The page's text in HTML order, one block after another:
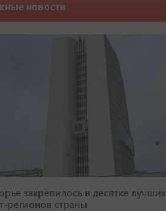
новости
закрепилось в десятке лучших
регионов страны